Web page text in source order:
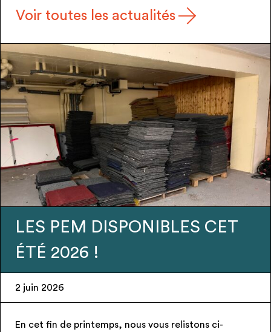
Voir toutes les actualités
CET
ci-
Urgence –
– Espace public – Candélabres neufs